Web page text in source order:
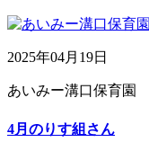
2025年04月19日
あいみー溝口保育園
4月のりす組さん